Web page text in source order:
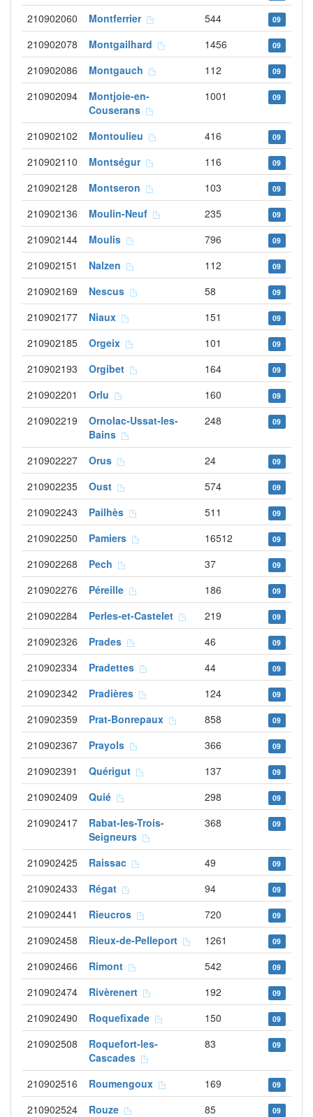
210902060 Montferrier 544 09
210902078 Montgailhard 1456 09
210902086 Montgauch 112 09
210902094
Montjoie-en-
Couserans
1001 09
210902102 Montoulieu 416 09
210902110 Montségur 116 09
210902128 Montseron 103 09
210902136 Moulin-Neuf 235 09
210902144 Moulis 796 09
210902151 Nalzen 112 09
210902169 Nescus 58 09
210902177 Niaux 151 09
210902185 Orgeix 101 09
210902193 Orgibet 164 09
210902201 Orlu 160 09
210902219
Ornolac-Ussat-les-
Bains
248 09
210902227 Orus 24 09
210902235 Oust 574 09
210902243 Pailhès 511 09
210902250 Pamiers 16512 09
210902268 Pech 37 09
210902276 Péreille 186 09
210902284 Perles-et-Castelet 219 09
210902326 Prades 46 09
210902334 Pradettes 44 09
210902342 Pradières 124 09
210902359 Prat-Bonrepaux 858 09
210902367 Prayols 366 09
210902391 Quérigut 137 09
210902409 Quié 298 09
210902417
Rabat-les-Trois-
Seigneurs
368 09
210902425 Raissac 49 09
210902433 Régat 94 09
210902441 Rieucros 720 09
210902458 Rieux-de-Pelleport 1261 09
210902466 Rimont 542 09
210902474 Rivèrenert 192 09
210902490 Roquefixade 150 09
210902508
Roquefort-les-
Cascades
83 09
210902516 Roumengoux 169 09
210902524 Rouze 85 09